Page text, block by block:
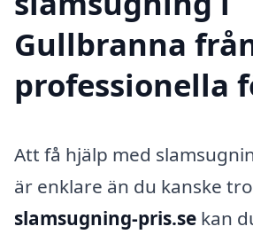
Gullbranna
professionella
Att få hjälp med
är enklare än du kanske
slamsugning-pris.se kan